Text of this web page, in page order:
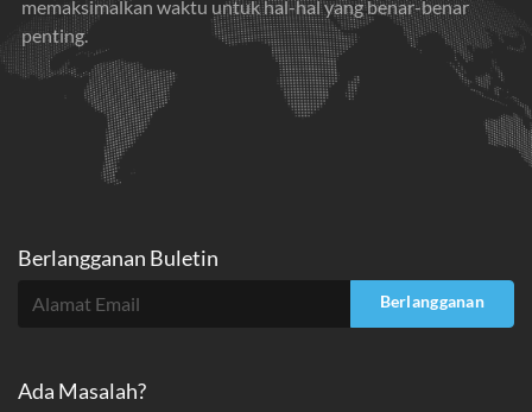
memaksimalkan waktu untuk hal-hal yang benar-benar
penting.
Berlangganan Buletin
Berlangganan
Ada Masalah?